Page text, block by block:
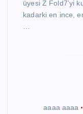
üyesi Z Fold7’yi
kadarki en ince,
aaaa aaaa